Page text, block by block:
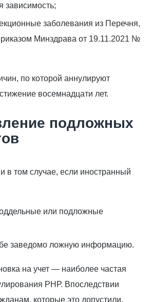
зависимость;
заболевания из Перечня,
Минздрава от 19.11.2021 №
по которой аннулируют
восемнадцати лет.
подложных
в том случае, если иностранный
или подложные
заведомо ложную информацию.
на учет — наиболее частая
РНР. Впоследствии
которые это допустили,